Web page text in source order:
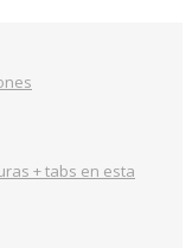
+ tabs en esta